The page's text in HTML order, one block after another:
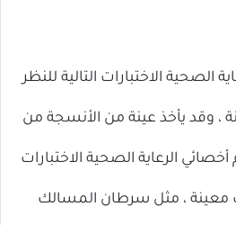
الصحية الاختبارات التالية للنظر
، وقد يأخذ عينة من الأنسجة من
الرعاية الصحية الاختبارات
معينة ، مثل سرطان المسالك